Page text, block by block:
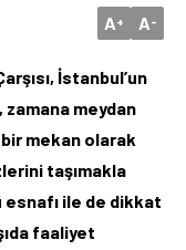
A+ A-
İstanbul’un
meydan
mekan olarak
taşımakla
esnafı ile de dikkat
faaliyet